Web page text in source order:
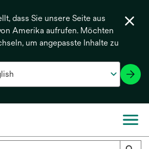
dass Sie unsere Seite aus
Amerika aufrufen. Möchten
um angepasste Inhalte zu